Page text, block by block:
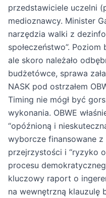
przedstawiciele uczelni
medioznawcy. Minister
narzędzia walki z
społeczeństwo”. Poziom
ale skoro należało
budżetówce, sprawa
NASK pod ostrzałem
Timing nie mógł być
wykonania. OBWE
“opóźnioną i
wyborcze finansowane
przejrzystości i “ryzyko
procesu
kluczowy raport o
na wewnętrzną klauzulę